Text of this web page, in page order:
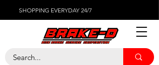
SHOPPING EVERYDAY 24/7